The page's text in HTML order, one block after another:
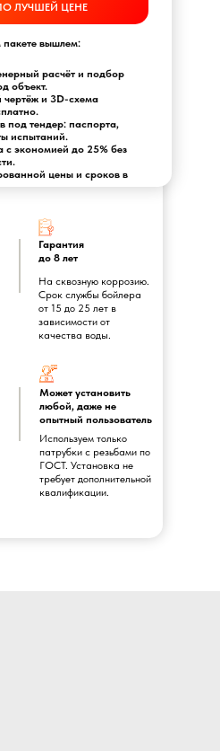
вышлем:
расчёт и подбор
объект.
и 3D-схема
под тендер: паспорта,
испытаний.
с экономией до 25% без
цены и сроков в
Гарантия
до 8 лет
На сквозную коррозию.
Срок службы бойлера
от 15 до 25 лет в
зависимости от
качества воды.
Может установить
любой, даже не
опытный пользователь
Используем только
патрубки с резьбами по
ГОСТ. Установка не
требует дополнительной
квалификации.
ЛУЧШЕЙ ЦЕНЕ